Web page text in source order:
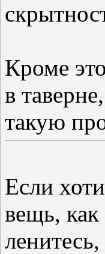
Кроме
в
такую
Если
вещь,